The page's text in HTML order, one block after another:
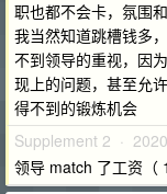
职也都不会卡，氛围和
我当然知道跳槽钱多
不到领导的重视，因
现上的问题，甚至允
得不到的锻炼机会
Supplement 2 ·
领导 match 了工资（